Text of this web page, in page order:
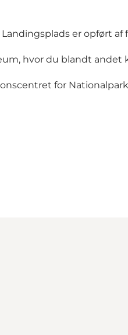
er opført af
hvor du blandt andet
for